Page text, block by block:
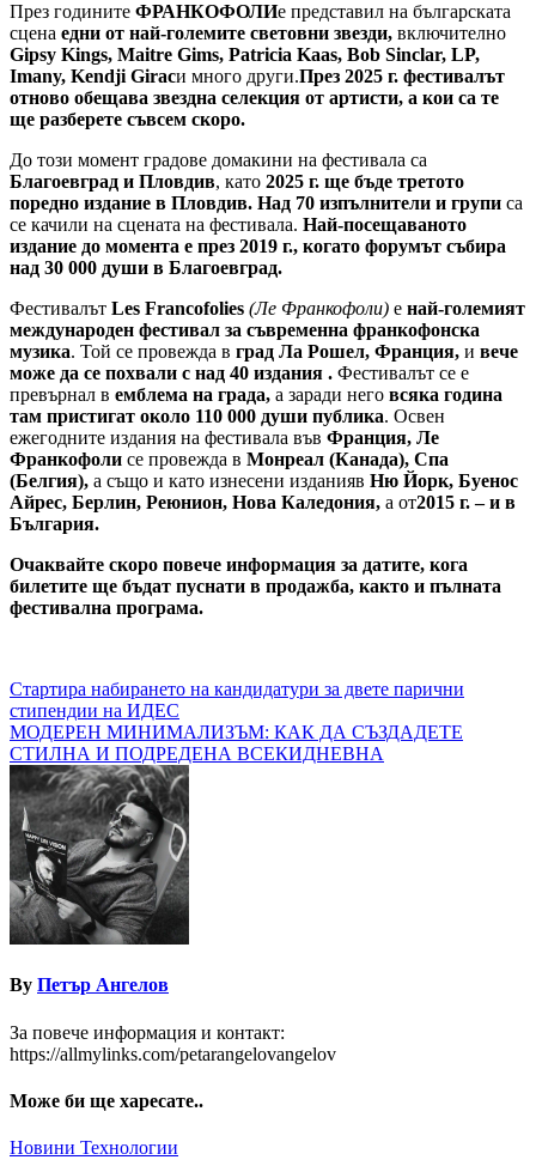
През годините ФРАНКОФОЛИе представил на българската
сцена едни от най-големите световни звезди, включително
Gipsy Kings, Maitre Gims, Patricia Kaas, Bob Sinclar, LP,
Imany, Kendji Giracи много други.През 2025 г. фестивалът
отново обещава звездна селекция от артисти, а кои са те
ще разберете съвсем скоро.
До този момент градове домакини на фестивала са
Благоевград и Пловдив, като 2025 г. ще бъде третото
поредно издание в Пловдив. Над 70 изпълнители и групи са
се качили на сцената на фестивала. Най-посещаваното
издание до момента е през 2019 г., когато форумът събира
над 30 000 души в Благоевград.
Фестивалът Les Francofolies (Ле Франкофоли) е най-големият
международен фестивал за съвременна франкофонска
музика. Той се провежда в град Ла Рошел, Франция, и вече
може да се похвали с над 40 издания . Фестивалът се е
превърнал в емблема на града, а заради него всяка година
там пристигат около 110 000 души публика. Освен
ежегодните издания на фестивала във Франция, Ле
Франкофоли се провежда в Монреал (Канада), Спа
(Белгия), а също и като изнесени изданияв Ню Йорк, Буенос
Айрес, Берлин, Реюнион, Нова Каледония, а от2015 г. – и в
България.
Очаквайте скоро повече информация за датите, кога
билетите ще бъдат пуснати в продажба, както и пълната
фестивална програма.
Навигация
Стартира набирането на кандидатури за двете парични
стипендии на ИДЕС
МОДЕРЕН МИНИМАЛИЗЪМ: КАК ДА СЪЗДАДЕТЕ
СТИЛНА И ПОДРЕДЕНА ВСЕКИДНЕВНА
By Петър Ангелов
За повече информация и контакт:
https://allmylinks.com/petarangelovangelov
Може би ще харесате..
Новини Технологии